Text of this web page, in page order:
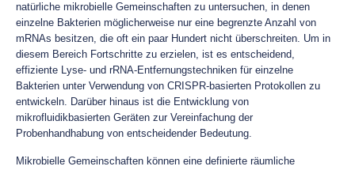
natürliche mikrobielle Gemeinschaften zu untersuchen, in denen
einzelne Bakterien möglicherweise nur eine begrenzte Anzahl von
mRNAs besitzen, die oft ein paar Hundert nicht überschreiten. Um in
diesem Bereich Fortschritte zu erzielen, ist es entscheidend,
effiziente Lyse- und rRNA-Entfernungstechniken für einzelne
Bakterien unter Verwendung von CRISPR-basierten Protokollen zu
entwickeln. Darüber hinaus ist die Entwicklung von
mikrofluidikbasierten Geräten zur Vereinfachung der
Probenhandhabung von entscheidender Bedeutung.
Mikrobielle Gemeinschaften können eine definierte räumliche